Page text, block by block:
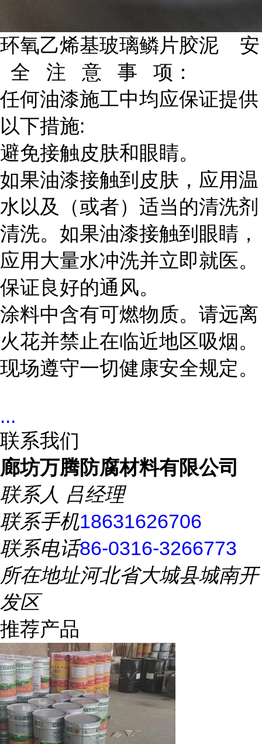
环氧乙烯基玻璃鳞片胶泥 安
全 注 意 事 项：
任何油漆施工中均应保证提供
以下措施:
避免接触皮肤和眼睛。
如果油漆接触到皮肤，应用温
水以及（或者）适当的清洗剂
清洗。如果油漆接触到眼睛，
应用大量水冲洗并立即就医。
保证良好的通风。
涂料中含有可燃物质。请远离
火花并禁止在临近地区吸烟。
现场遵守一切健康安全规定。
...
联系我们
廊坊万腾防腐材料有限公司
联系人 吕经理
联系手机18631626706
联系电话86-0316-3266773
所在地址河北省大城县城南开
发区
推荐产品